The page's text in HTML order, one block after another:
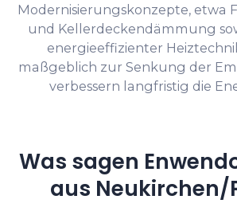
Modernisierungskonzepte, etwa
und Kellerdeckendämmung
energieeffizienter
maßgeblich zur Senkung der
verbessern langfristig die
Was sagen
aus Neukirchen/